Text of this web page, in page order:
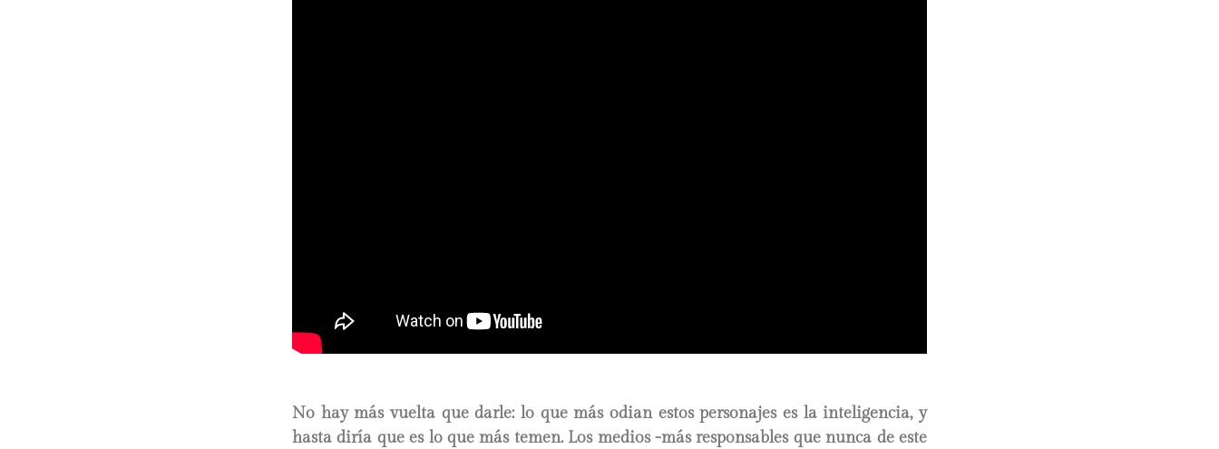
No hay más vuelta que darle: lo que más odian estos personajes es la inteligencia, y
hasta diría que es lo que más temen. Los medios -más responsables que nunca de este